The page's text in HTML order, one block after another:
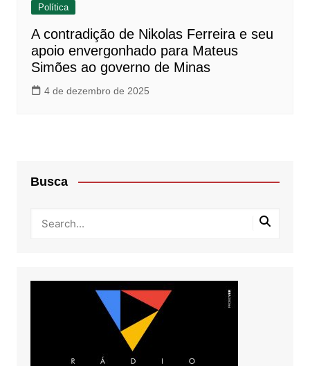
Política
A contradição de Nikolas Ferreira e seu
apoio envergonhado para Mateus
Simões ao governo de Minas
4 de dezembro de 2025
Busca